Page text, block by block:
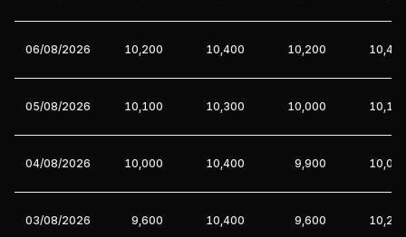
06/08/2026 10,200 10,400 10,200
05/08/2026 10,100 10,300 10,000
04/08/2026 10,000 10,400 9,900
03/08/2026 9,600 10,400 9,600